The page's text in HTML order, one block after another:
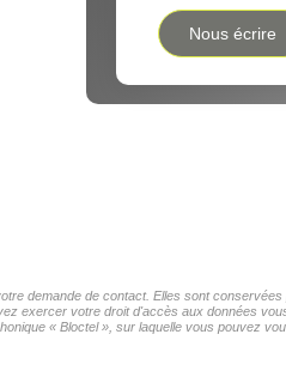
Nous écrire
demande de contact. Elles sont
exercer votre droit d'accès aux données
« Bloctel », sur laquelle vous pouvez